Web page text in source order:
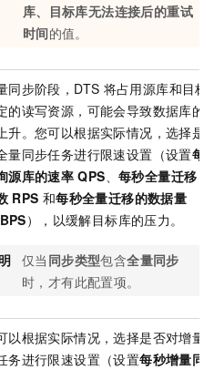
库、目标库无法连接后的重试
时间的值。
同步阶段，DTS 将占用源库和目标
的读写资源，可能会导致数据库的
升。您可以根据实际情况，选择是
量同步任务进行限速设置（设置每
源库的速率 QPS
每秒全量迁移
RPS 和每秒全量迁移的数据量
），以缓解目标库的压力。
仅当 同步类型包含全量同步
时，才有此配置项。
以根据实际情况，选择是否对增量
务进行限速设置（设置每秒增量同